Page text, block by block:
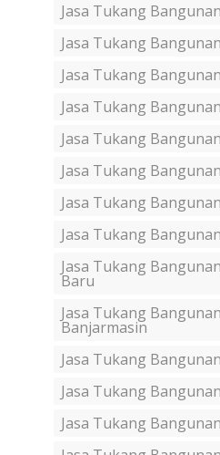
Jasa Tukang
Jasa Tukang
Jasa Tukang
Jasa Tukang
Jasa Tukang
Jasa Tukang
Jasa Tukang
Jasa Tukang
Jasa Tukang
Baru
Jasa Tukang
Banjarmasin
Jasa Tukang
Jasa Tukang
Jasa Tukang